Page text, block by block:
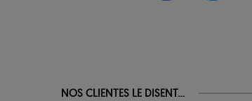
NOS CLIENTES LE DISENT...